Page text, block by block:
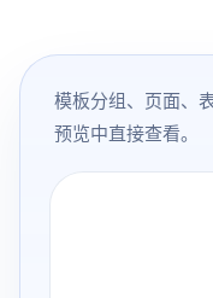
模板分组、页面、
预览中直接查看。